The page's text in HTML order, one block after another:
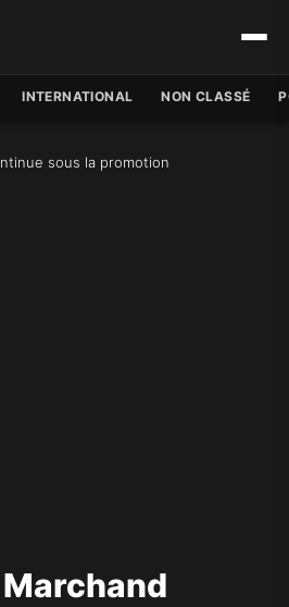
INTERNATIONAL NON CLASSÉ
sous la promotion